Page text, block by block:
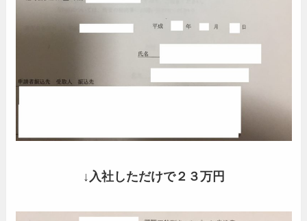
↓入社しただけで２３万円